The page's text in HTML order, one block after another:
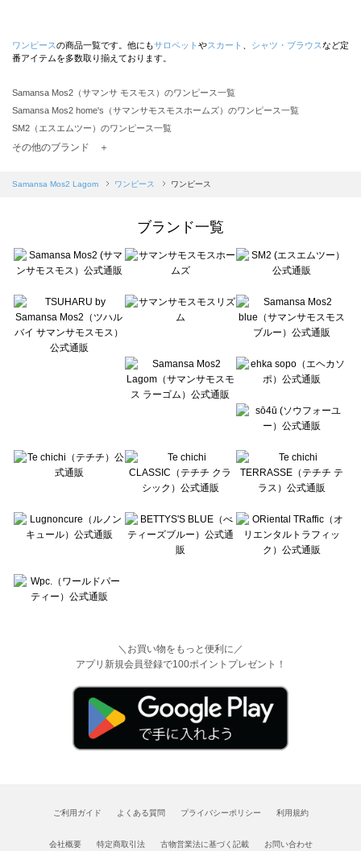
ワンピースの商品一覧です。他にもサロペット やスカート シャツ・ブラウスなど定
番アイテムを多数取り揃えております。
Samansa Mos2（サマンサ モスモス）のワンピース一覧
Samansa Mos2 home's（サマンサモスモスホームズ）のワンピース一覧
SM2（エスエムツー）のワンピース一覧
TSUHARU by Samansa Mos2（ツハルバイサマンサモスモス）のワンピース一覧
Samansa Mos2 blue（サマンサモスモス ブルー）のワンピース一覧
sō4ū（ソウフォーユー）のワンピース一覧
Te chichi（テチチ）のワンピース一覧
Te chichi CLASSIC（テチチ クラシック）のワンピース一覧
Lugnoncure（ルノンキュール）のワンピース一覧
BETTY'S BLUE（べティーズブルー）のワンピース一覧
Wpc.（ワールドパーティー）のワンピース一覧
その他のブランド ＋
Samansa Mos2 Lagom ワンピース ワンピース
ブランド一覧
＼お買い物をもっと便利に／
アプリ新規会員登録で100ポイントプレゼント！
ご利用ガイド よくある質問 プライバシーポリシー 利用規約
会社概要 特定商取引法 古物営業法に基づく記載 お問い合わせ